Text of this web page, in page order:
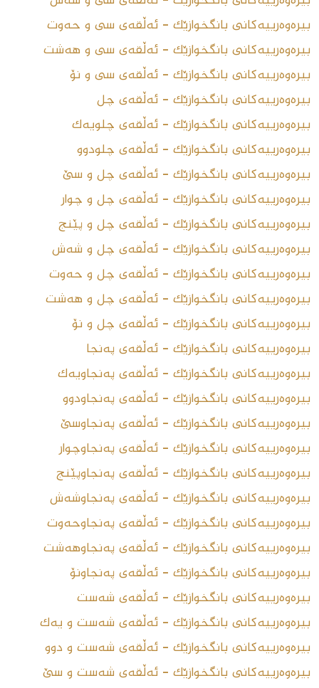
بیرەوەرییەکانی بانگخوازێک - ئەڵقەى سى و حەوت
بیرەوەرییەکانی بانگخوازێک - ئەڵقەى سى و هەشت
بیرەوەرییەکانی بانگخوازێک - ئەڵقەى سى و نۆ
بیرەوەرییەکانی بانگخوازێک - ئەڵقەى چل
بیرەوەرییەکانی بانگخوازێک - ئەڵقەى چلویەک
بیرەوەرییەکانی بانگخوازێک - ئەڵقەى چلودوو
بیرەوەرییەکانی بانگخوازێک - ئەڵقەى چل و سێ
بیرەوەرییەکانی بانگخوازێک - ئەڵقەى چل و چوار
بیرەوەرییەکانی بانگخوازێک - ئەڵقەى چل و پێنج
بیرەوەرییەکانی بانگخوازێک - ئەڵقەى چل و شەش
بیرەوەرییەکانی بانگخوازێک - ئەڵقەى چل و حەوت
بیرەوەرییەکانی بانگخوازێک - ئەڵقەى چل و هەشت
بیرەوەرییەکانی بانگخوازێک - ئەڵقەى چل و نۆ
بیرەوەرییەکانی بانگخوازێک - ئەڵقەى پەنجا
بیرەوەرییەکانی بانگخوازێک - ئەڵقەى پەنجاویەک
بیرەوەرییەکانی بانگخوازێک - ئەڵقەى پەنجاودوو
بیرەوەرییەکانی بانگخوازێک - ئەڵقەى پەنجاوسێ
بیرەوەرییەکانی بانگخوازێک - ئەڵقەى پەنجاوچوار
بیرەوەرییەکانی بانگخوازێک - ئەڵقەى پەنجاوپێنج
بیرەوەرییەکانی بانگخوازێک - ئەڵقەى پەنجاوشەش
بیرەوەرییەکانی بانگخوازێک - ئەڵقەى پەنجاوحەوت
بیرەوەرییەکانی بانگخوازێک - ئەڵقەى پەنجاوهەشت
بیرەوەرییەکانی بانگخوازێک - ئەڵقەى پەنجاونۆ
بیرەوەرییەکانی بانگخوازێک - ئەڵقەى شەست
بیرەوەرییەکانی بانگخوازێک - ئەڵقەى شەست و یەک
بیرەوەرییەکانی بانگخوازێک - ئەڵقەى شەست و دوو
بیرەوەرییەکانی بانگخوازێک - ئەڵقەى شەست و سێ